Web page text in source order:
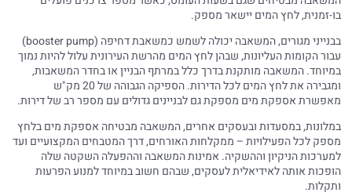
בו-זמנית, לחץ המים יישאר מספק.
בבנייני מגורים, המשאבה יכולה לשמש כמשאבת דחיפה (booster pump)
עבור הקומות העליונות, שבהן לחץ המים מהרשת העירונית עלול להיות נמוך
במיוחד. המשאבה מותקנת בדרך כלל במרתף הבניין או בחדר המשאבות,
ומגבירה את לחץ המים לכל הדירות. הספיקה הגבוהה של 20 מק"ש
מאפשרת אספקת מים מספקת גם לבניינים גדולים עם מספר רב של דירות.
במלונות, במסעדות ובעסקים אחרים, המשאבה מבטיחה אספקת מים בלחץ
מספק לכל הפעילויות – ממקלחות האורחים, דרך המטבחים המקצועיים ועד
למערכות הניקיון וההשקיה. אמינות המשאבה וההפעלה השקטה שלה
הופכות אותה לאידיאלית לעסקים, שבהם חשוב במיוחד למנוע הפרעות
ותקלות.